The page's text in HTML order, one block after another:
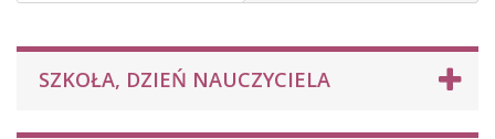
SZKOŁA, DZIEŃ NAUCZYCIELA